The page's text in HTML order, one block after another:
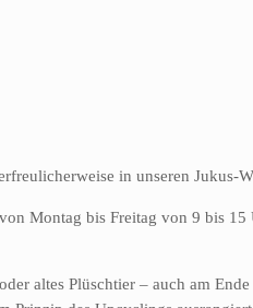
in unseren Jukus-
Montag bis Freitag von 9 bis
altes Plüschtier – auch am